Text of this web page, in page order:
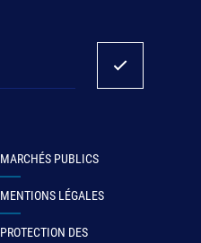
MARCHÉS PUBLICS
MENTIONS LÉGALES
PROTECTION DES